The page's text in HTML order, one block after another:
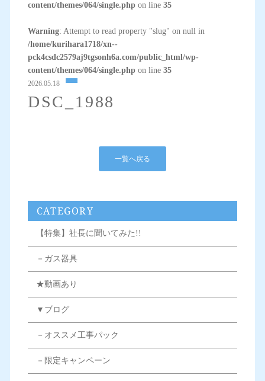
content/themes/064/single.phpon line 35
Warning: Attempt to read property "slug" on null in
/home/kurihara1718/xn--
pck4csdc2579aj9tgsonh6a.com/public_html/wp-
content/themes/064/single.phpon line 35
2026.05.18
DSC_1988
一覧へ戻る
CATEGORY
【特集】社長に聞いてみた!!
－ガス器具
★動画あり
▼ブログ
－オススメ工事パック
－限定キャンペーン